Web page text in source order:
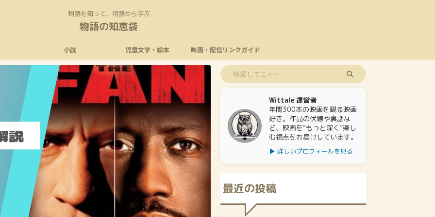
物語を知って、物語から学ぶ
物語の知恵袋
小説 児童文学・絵本 映画・配信リンクガイド
Wittale 運営者
年間300本の映画を観る映画
好き。作品の伏線や裏話な
ど、映画を“もっと深く”楽し
む視点をお届けしています。
▶ 詳しいプロフィールを見る
最近の投稿